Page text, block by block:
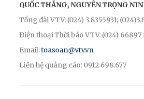
QUỐC THẮNG, NGUYỄN TRỌNG
Tổng đài VTV: (024) 3.8355931;
Điện thoại Thời báo VTV: (024) 66897
Email:toasoan@vtv.vn
Liên hệ quảng cáo: 0912.698.677